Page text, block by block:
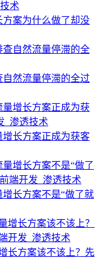
方案为什么做了却没
然流量停滞的全过
增长方案正成为获客
长方案不是“做了就
长方案该不该上？先